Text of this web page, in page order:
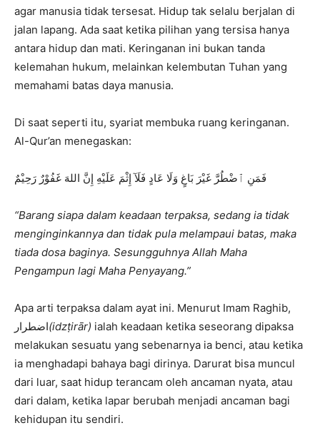
agar manusia tidak tersesat. Hidup tak selalu berjalan di
jalan lapang. Ada saat ketika pilihan yang tersisa hanya
antara hidup dan mati. Keringanan ini bukan tanda
kelemahan hukum, melainkan kelembutan Tuhan yang
memahami batas daya manusia.
Di saat seperti itu, syariat membuka ruang keringanan.
Al-Qur’an menegaskan:
فَمَنِ ٱضْطُرَّ غَيْرَ بَاغٍ وَلَا عَادٍ فَلَآ إِثْمَ عَلَيْهِ إِنَّ اللهَ غَفُوْرٌ رَحِيْمٌ
“Barang siapa dalam keadaan terpaksa, sedang ia tidak
menginginkannya dan tidak pula melampaui batas, maka
tiada dosa baginya. Sesungguhnya Allah Maha
Pengampun lagi Maha Penyayang.”
Apa arti terpaksa dalam ayat ini. Menurut Imam Raghib,
اضطرار(idzṭirār) ialah keadaan ketika seseorang dipaksa
melakukan sesuatu yang sebenarnya ia benci, atau ketika
ia menghadapi bahaya bagi dirinya. Darurat bisa muncul
dari luar, saat hidup terancam oleh ancaman nyata, atau
dari dalam, ketika lapar berubah menjadi ancaman bagi
kehidupan itu sendiri.